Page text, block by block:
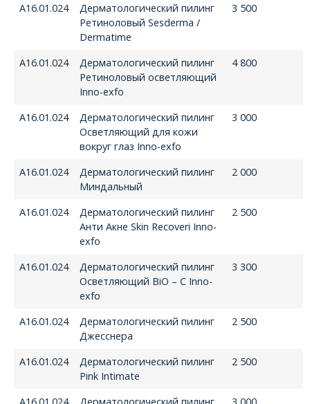
А16.01.024
Дерматологический пилинг
Ретиноловый Sesderma /
Dermatime
3 500
А16.01.024
Дерматологический пилинг
Ретиноловый осветляющий
Inno-exfo
4 800
А16.01.024
Дерматологический пилинг
Осветляющий для кожи
вокруг глаз Inno-exfo
3 000
А16.01.024
Дерматологический пилинг
Миндальный
2 000
А16.01.024
Дерматологический пилинг
Анти Акне Skin Recoveri Inno-
exfo
2 500
А16.01.024
Дерматологический пилинг
Осветляющий BiO – C Inno-
exfo
3 300
А16.01.024
Дерматологический пилинг
Джесснера
2 500
А16.01.024
Дерматологический пилинг
Pink Intimate
2 500
А16.01.024 Дерматологический пилинг 3 000